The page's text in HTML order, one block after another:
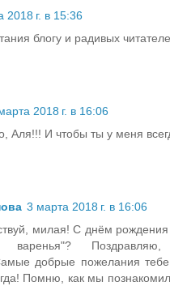
2018 г. в 15:36
блогу и радивых
2018 г. в 16:06
Аля!!! И чтобы ты у меня
3 марта 2018 г. в 16:06
милая! С днём рождения
варенья"? Поздравляю,
добрые пожелания тебе
Помню, как мы